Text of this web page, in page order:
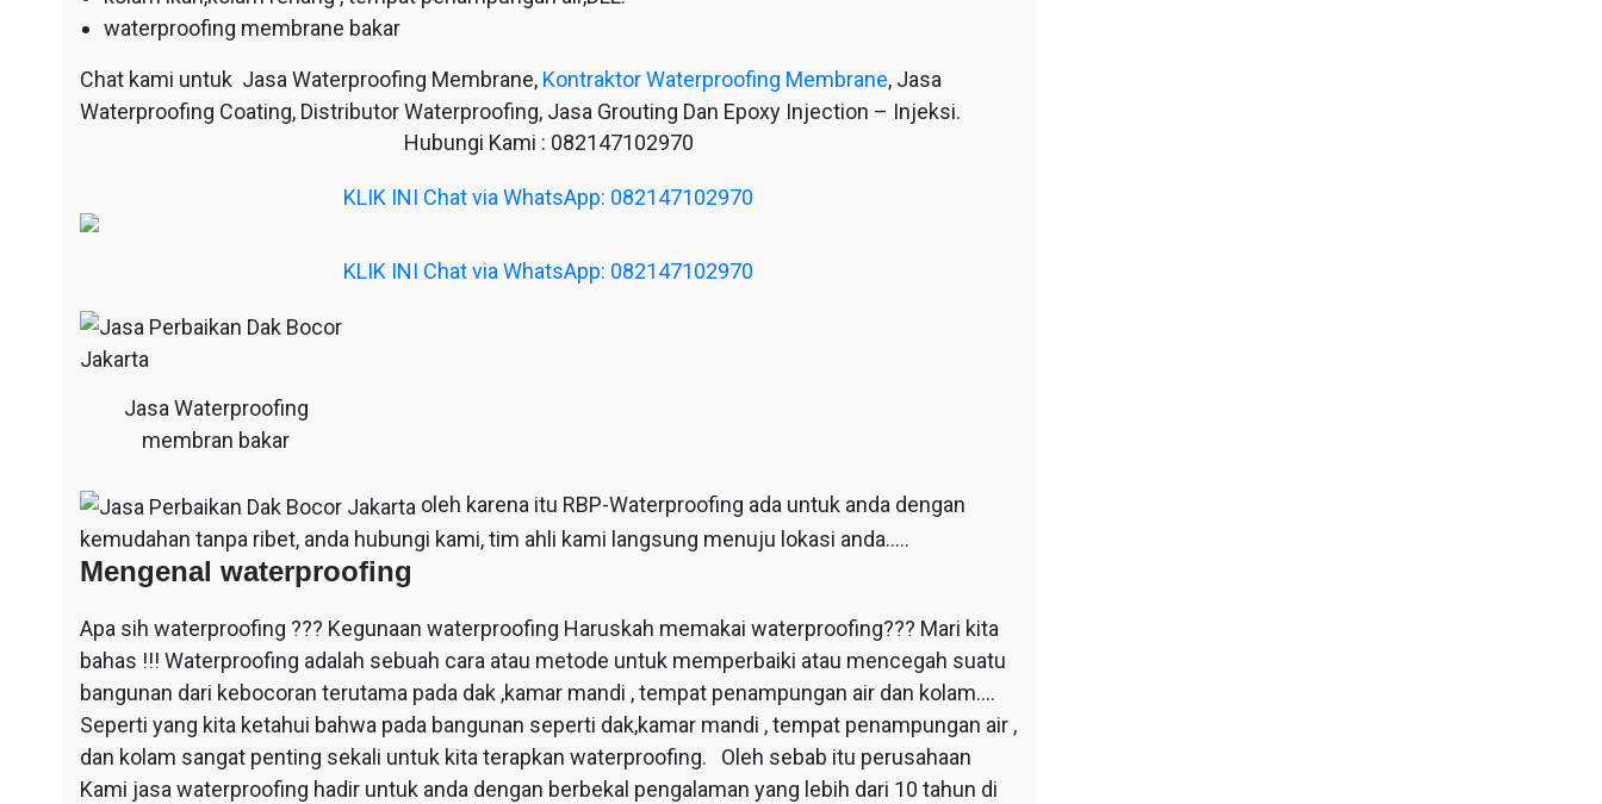
waterproofing membrane bakar
Chat kami untuk Jasa Waterproofing Membrane, Kontraktor Waterproofing Membrane, Jasa
Waterproofing Coating, Distributor Waterproofing, Jasa Grouting Dan Epoxy Injection – Injeksi.
Hubungi Kami : 082147102970
KLIK INI Chat via WhatsApp: 082147102970
KLIK INI Chat via WhatsApp: 082147102970
Jasa Waterproofing
membran bakar
oleh karena itu RBP-Waterproofing ada untuk anda dengan
kemudahan tanpa ribet, anda hubungi kami, tim ahli kami langsung menuju lokasi anda…..
Mengenal waterproofing
Apa sih waterproofing ??? Kegunaan waterproofing Haruskah memakai waterproofing??? Mari kita
bahas !!! Waterproofing adalah sebuah cara atau metode untuk memperbaiki atau mencegah suatu
bangunan dari kebocoran terutama pada dak ,kamar mandi , tempat penampungan air dan kolam….
Seperti yang kita ketahui bahwa pada bangunan seperti dak,kamar mandi , tempat penampungan air ,
dan kolam sangat penting sekali untuk kita terapkan waterproofing. Oleh sebab itu perusahaan
Kami jasa waterproofing hadir untuk anda dengan berbekal pengalaman yang lebih dari 10 tahun di